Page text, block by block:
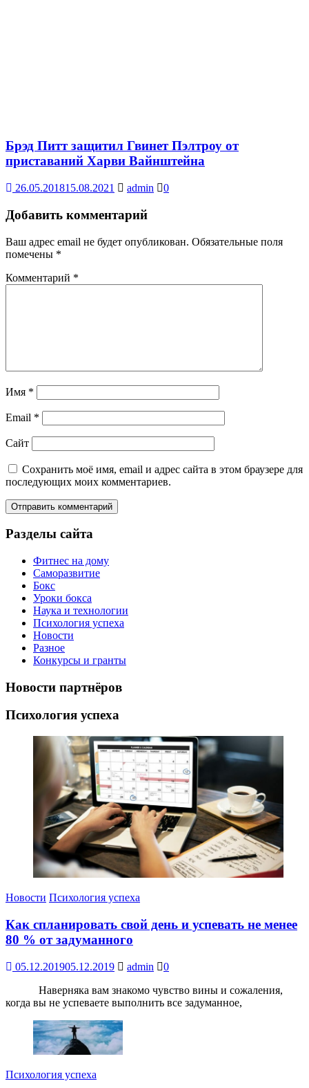
Брэд Питт защитил Гвинет Пэлтроу от
приставаний Харви Вайнштейна
26.05.201815.08.2021 admin 0
Добавить комментарий
Ваш адрес email не будет опубликован. Обязательные поля
помечены *
Комментарий *
Имя *
Email *
Сайт
Сохранить моё имя, email и адрес сайта в этом браузере для
последующих моих комментариев.
Разделы сайта
Фитнес на дому
Саморазвитие
Бокс
Уроки бокса
Наука и технологии
Психология успеха
Новости
Разное
Конкурсы и гранты
Новости партнёров
Психология успеха
Новости Психология успеха
Как спланировать свой день и успевать не менее
80 % от задуманного
05.12.201905.12.2019 admin
0
Наверняка вам знакомо чувство вины и сожаления,
когда вы не успеваете выполнить все задуманное,
Психология успеха